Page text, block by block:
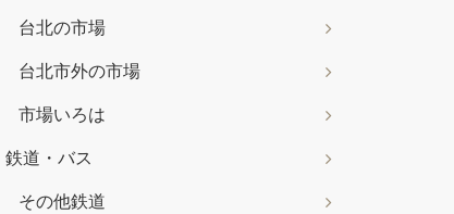
台北の市場
台北市外の市場
市場いろは
鉄道・バス
その他鉄道